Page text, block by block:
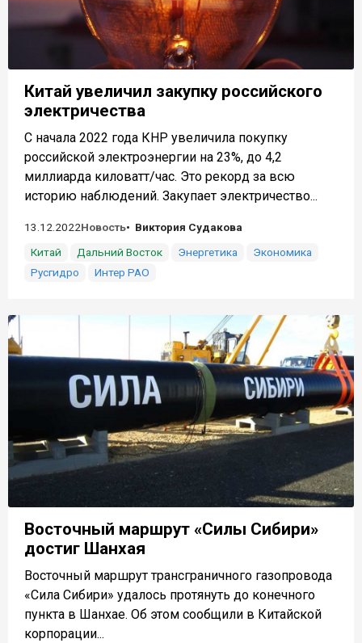
Китай увеличил закупку российского
электричества
С начала 2022 года КНР увеличила покупку
российской электроэнергии на 23%, до 4,2
миллиарда киловатт/час. Это рекорд за всю
историю наблюдений. Закупает электричество...
13.12.2022Новость
Виктория Судакова
Китай
Дальний Восток Энергетика
Экономика
Русгидро
Интер РАО
Восточный маршрут «Силы Сибири»
достиг Шанхая
Восточный маршрут трансграничного газопровода
«Сила Сибири» удалось протянуть до конечного
пункта в Шанхае. Об этом сообщили в Китайской
корпорации...